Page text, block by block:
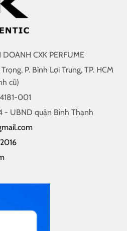
DOANH CXK PERFUME
P. Bình Lợi Trung, TP. HCM
cũ)
001
- UBND quận Bình Thạnh